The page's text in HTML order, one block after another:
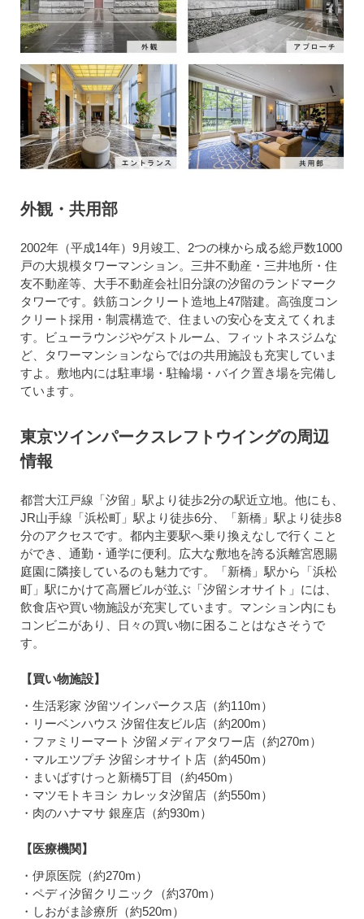
外観・共用部
2002年（平成14年）9月竣工、2つの棟から成る総戸数1000
戸の大規模タワーマンション。三井不動産・三井地所・住
友不動産等、大手不動産会社旧分譲の汐留のランドマーク
タワーです。鉄筋コンクリート造地上47階建。高強度コン
クリート採用・制震構造で、住まいの安心を支えてくれま
す。ビューラウンジやゲストルーム、フィットネスジムな
ど、タワーマンションならではの共用施設も充実していま
すよ。敷地内には駐車場・駐輪場・バイク置き場を完備し
ています。
東京ツインパークスレフトウイングの周辺
情報
都営大江戸線「汐留」駅より徒歩2分の駅近立地。他にも、
JR山手線「浜松町」駅より徒歩6分、「新橋」駅より徒歩8
分のアクセスです。都内主要駅へ乗り換えなしで行くこと
ができ、通勤・通学に便利。広大な敷地を誇る浜離宮恩賜
庭園に隣接しているのも魅力です。「新橋」駅から「浜松
町」駅にかけて高層ビルが並ぶ「汐留シオサイト」には、
飲食店や買い物施設が充実しています。マンション内にも
コンビニがあり、日々の買い物に困ることはなさそうで
す。
【買い物施設】
・生活彩家 汐留ツインパークス店（約110m）
・リーベンハウス 汐留住友ビル店（約200m）
・ファミリーマート 汐留メディアタワー店（約270m）
・マルエツプチ 汐留シオサイト店（約450m）
・まいばすけっと新橋5丁目（約450m）
・マツモトキヨシ カレッタ汐留店（約550m）
・肉のハナマサ 銀座店（約930m）
【医療機関】
・伊原医院（約270m）
・ペディ汐留クリニック（約370m）
・しおがま診療所（約520m）